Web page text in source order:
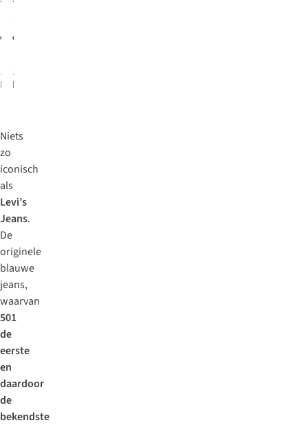
€129,95
1
kleur
beschikbaar
€109,95
1
beschikbaar
Niets
zo
iconisch
als
Levi’s
Jeans.
De
originele
blauwe
jeans,
waarvan
501
de
eerste
en
daardoor
de
bekendste